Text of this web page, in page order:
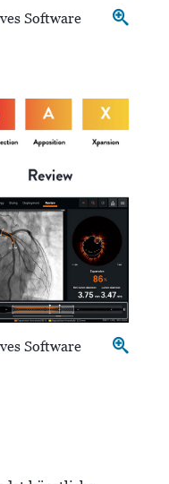
Software
Software